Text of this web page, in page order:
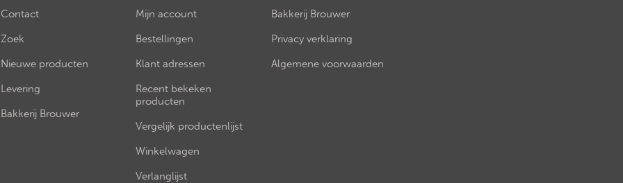
Contact
Zoek
Nieuwe producten
Levering
Bakkerij Brouwer
Mijn account
Bestellingen
Klant adressen
Recent bekeken
producten
Vergelijk productenlijst
Winkelwagen
Verlanglijst
Bakkerij Brouwer
Privacy verklaring
Algemene voorwaarden